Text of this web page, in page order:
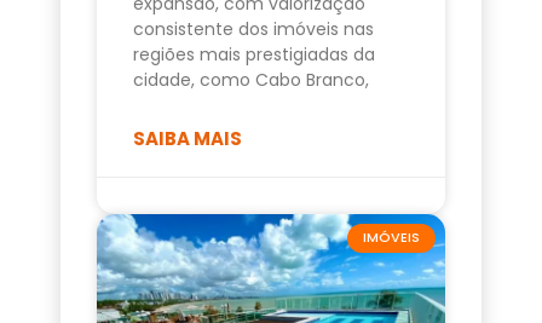
consistente dos imóveis nas
regiões mais prestigiadas da
cidade, como Cabo Branco,
SAIBA MAIS
IMÓVEIS